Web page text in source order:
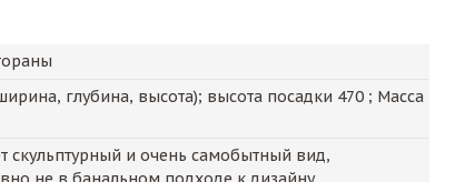
глубина, высота); высота посадки 470 ; Масса
скульптурный и очень самобытный вид,